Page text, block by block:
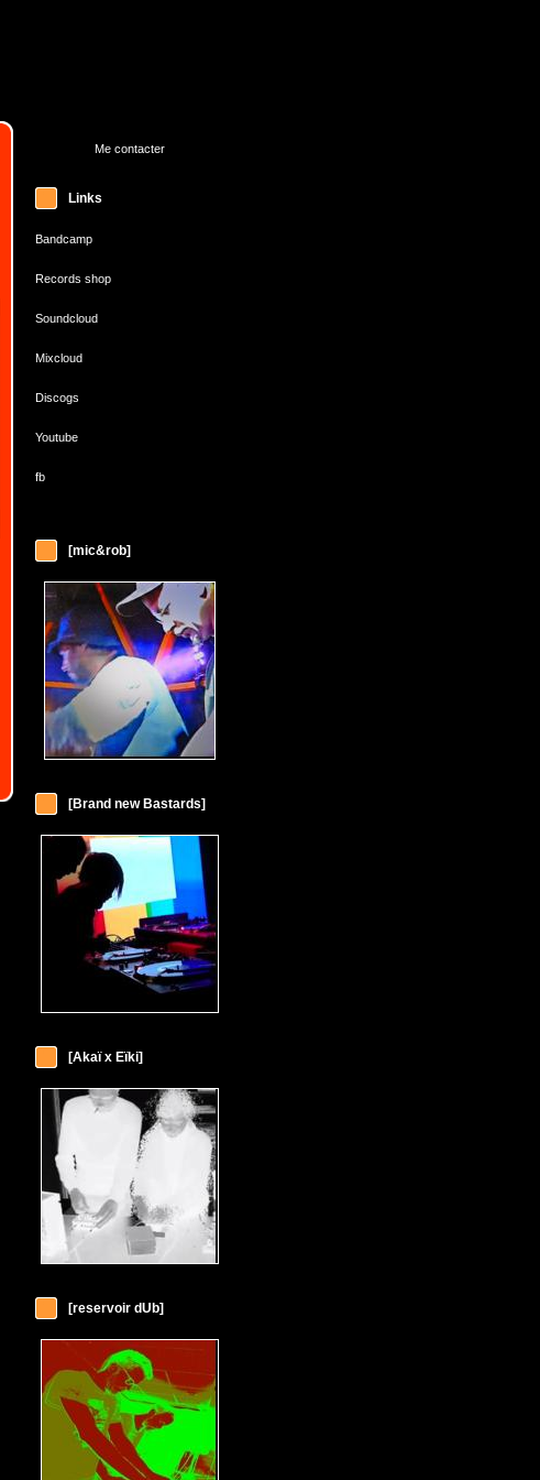
Me contacter
Links
Bandcamp
Records shop
Soundcloud
Mixcloud
Discogs
Youtube
fb
[mic&rob]
[Brand new Bastards]
[Akaï x Eïki]
[reservoir dUb]